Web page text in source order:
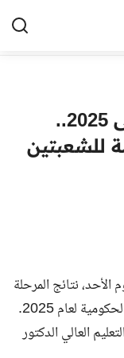
نتيجة تنسيق المرحلة الأولى 2025..
للشعبتين
الأحد، نتائج المرحلة
الأولى من عملية تنسيق القبول في الجامعات الحكومية لعام 2025.
العالي الدكتور